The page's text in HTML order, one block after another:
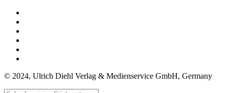
© 2024, Ulrich Diehl Verlag & Medienservice GmbH, Germany